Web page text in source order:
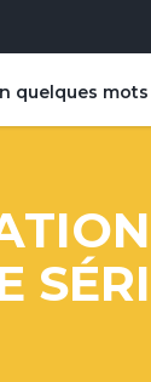
quelques mots